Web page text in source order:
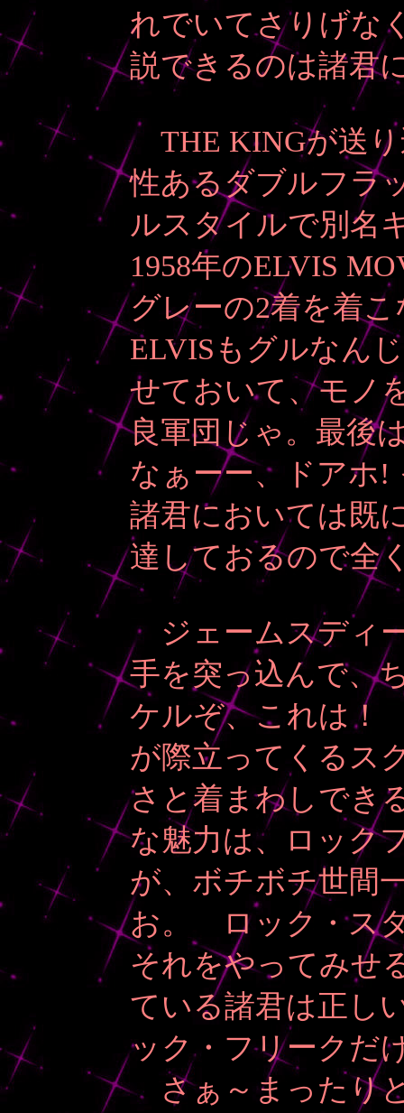
れでいてさりげな
説できるのは諸君
THE KINGが送り
性あるダブルフラ
ルスタイルで別名
1958年のELVIS
グレーの2着を着
ELVISもグルなん
せておいて、モノ
良軍団じゃ。最後
なぁーー、ドアホ!
諸君においては既
達しておるので全
ジェームスディ
手を突っ込んで、
ケルぞ、これは！
が際立ってくるス
さと着まわしでき
な魅力は、ロック
が、ボチボチ世間
お。 ロック・ス
それをやってみせ
ている諸君は正し
ック・フリークだ
さぁ～まったり